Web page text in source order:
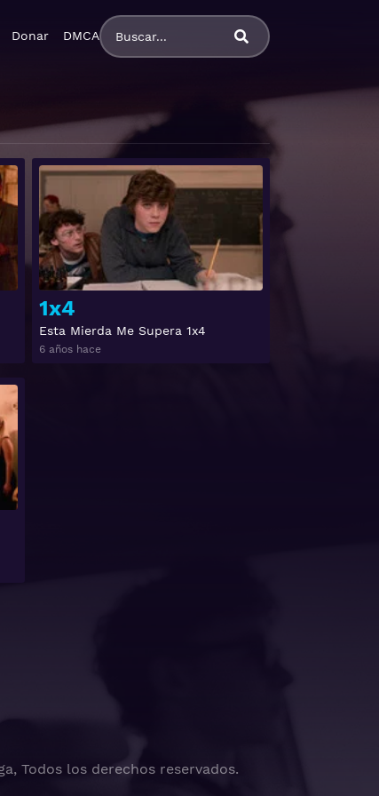
Donar DMCA
Ver
1x4
Esta Mierda Me Supera 1x4
6 años hace
Todos los derechos reservados.